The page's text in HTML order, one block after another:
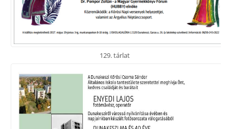
129. tárlat